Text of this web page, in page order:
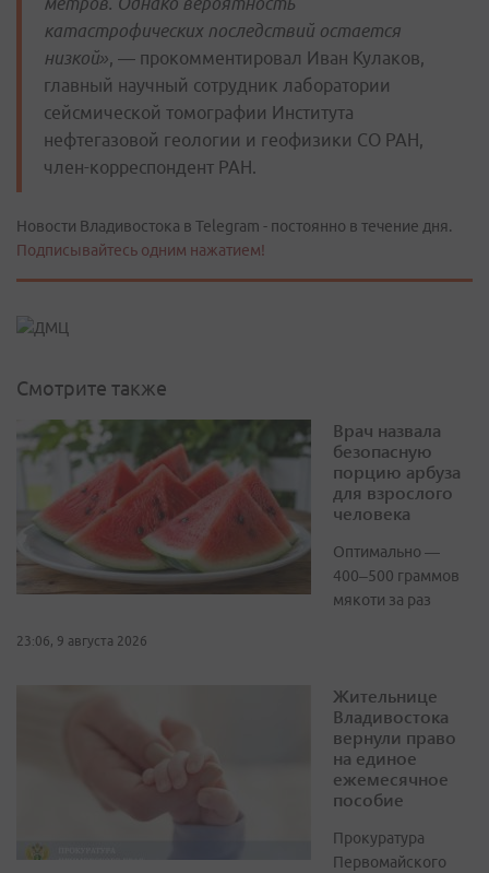
катастрофических последствий остается
низкой», — прокомментировал Иван Кулаков,
главный научный сотрудник лаборатории
сейсмической томографии Института
нефтегазовой геологии и геофизики СО РАН,
член-корреспондент РАН.
Новости Владивостока в Telegram - постоянно в течение дня.
Подписывайтесь одним нажатием!
Смотрите также
Врач назвала
безопасную
порцию арбуза
для взрослого
человека
Оптимально —
400–500 граммов
мякоти за раз
23:06, 9 августа 2026
Жительнице
Владивостока
вернули право
на единое
ежемесячное
пособие
Прокуратура
Первомайского